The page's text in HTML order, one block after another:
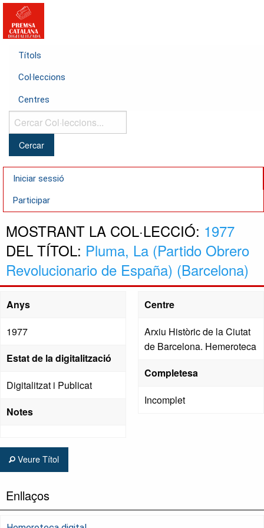
Títols
Col·leccions
Centres
Cercar
Col·leccions...
Iniciar sessió
Participar
MOSTRANT LA COL·LECCIÓ: 1977
DEL TÍTOL: Pluma, La (Partido Obrero
Revolucionario de España) (Barcelona)
Anys
1977
Estat de la digitalització
Digitalitzat i Publicat
Notes
Centre
Arxiu Històric de la Ciutat
de Barcelona. Hemeroteca
Completesa
Incomplet
Veure Títol
Enllaços